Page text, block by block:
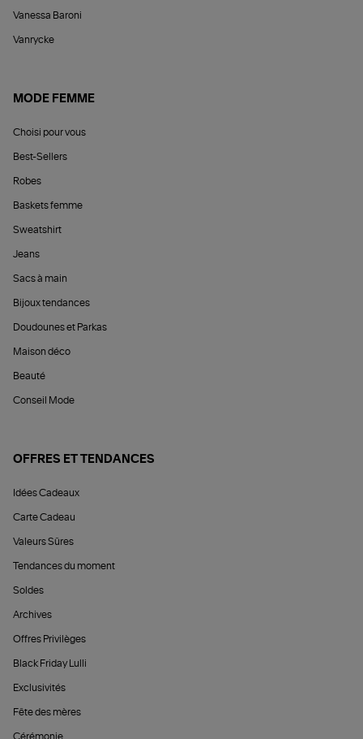
Vanessa Baroni
Vanrycke
MODE FEMME
Choisi pour vous
Best-Sellers
Robes
Baskets femme
Sweatshirt
Jeans
Sacs à main
Bijoux tendances
Doudounes et Parkas
Maison déco
Beauté
Conseil Mode
OFFRES ET TENDANCES
Idées Cadeaux
Carte Cadeau
Valeurs Sûres
Tendances du moment
Soldes
Archives
Offres Privilèges
Black Friday Lulli
Exclusivités
Fête des mères
Cérémonie